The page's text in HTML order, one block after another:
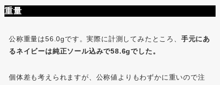
重量
公称重量は56.0gです。実際に計測してみたところ、 手元にあ
るネイビーは純正ソール込みで58.6gでした。
個体差も考えられますが、公称値よりもわずかに重いので注